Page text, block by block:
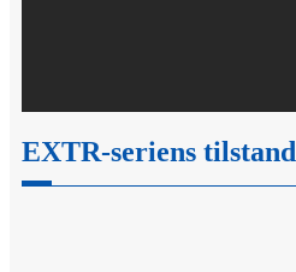
EXTR-seriens tilstand